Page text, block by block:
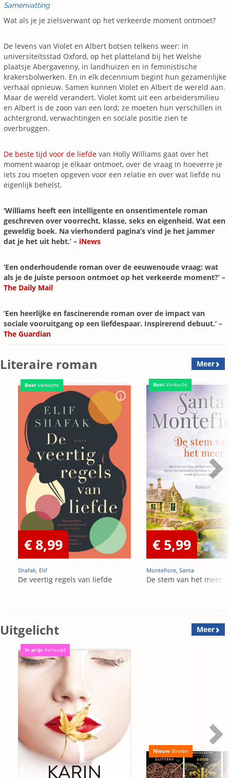
Samenvatting
Wat als je je zielsverwant op het verkeerde moment ontmoet?
De levens van Violet en Albert botsen telkens weer: in
universiteitsstad Oxford, op het platteland bij het Welshe
plaatsje Abergavenny, in landhuizen en in feministische
krakersbolwerken. En in elk decennium begint hun gezamenlijke
verhaal opnieuw. Samen kunnen Violet en Albert de wereld aan.
Maar de wereld verandert. Violet komt uit een arbeidersmilieu
en Albert is de zoon van een lord; ze moeten hun verschillen in
achtergrond, verwachtingen en sociale positie zien te
overbruggen.
De beste tijd voor de liefde van Holly Williams gaat over het
moment waarop je elkaar ontmoet, over de vraag in hoeverre je
iets zou moeten opgeven voor een relatie en over wat liefde nu
eigenlijk behelst.
‘Williams heeft een intelligente en onsentimentele roman
geschreven over voorrecht, klasse, seks en eigenheid. Wat een
geweldig boek. Na vierhonderd pagina’s vind je het jammer
dat je het uit hebt.’ – iNews
‘Een onderhoudende roman over de eeuwenoude vraag: wat
als je de juiste persoon ontmoet op het verkeerde moment?’ –
The Daily Mail
‘Een heerlijke en fascinerende roman over de impact van
sociale vooruitgang op een liefdespaar. Inspirerend debuut.’ –
The Guardian
Literaire roman Meer
Best Verkocht
€ 8,99
Shafak, Elif
De veertig regels van liefde
Best Verkocht
€ 5,99
Montefiore, Santa
De stem van het meer
Uitgelicht Meer
In prijs Verlaagd
Nieuw Binnen